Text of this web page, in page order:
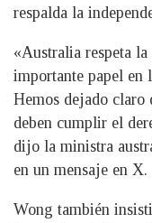
respalda la
«Australia respeta
importante papel en
Hemos dejado claro
deben cumplir el
dijo la ministra
en un mensaje en X.
Wong también